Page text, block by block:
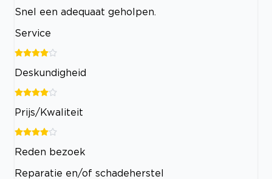
Snel een adequaat geholpen.
Service
Deskundigheid
Prijs/Kwaliteit
Reden bezoek
Reparatie en/of schadeherstel